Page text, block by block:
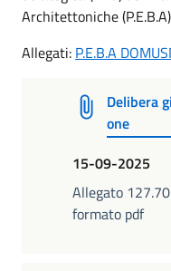
Architettoniche
Allegati: P.E.B.A
Delibera
one
15-09-2025
Allegato
formato pdf